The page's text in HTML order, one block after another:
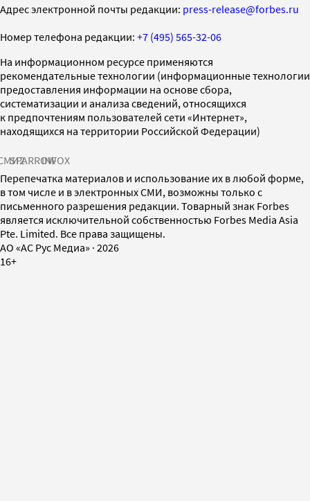
Адрес электронной почты редакции: press-release@forbes.ru
Номер телефона редакции: +7 (495) 565-32-06
На информационном ресурсе применяются
рекомендательные технологии (информационные технологии
предоставления информации на основе сбора,
систематизации и анализа сведений, относящихся
к предпочтениям пользователей сети «Интернет»,
находящихся на территории Российской Федерации)
SPARROWINFOX
Перепечатка материалов и использование их в любой форме,
в том числе и в электронных СМИ, возможны только с
письменного разрешения редакции. Товарный знак Forbes
является исключительной собственностью Forbes Media Asia
Pte. Limited. Все права защищены.
AO «АС Рус Медиа» · 2026
16+